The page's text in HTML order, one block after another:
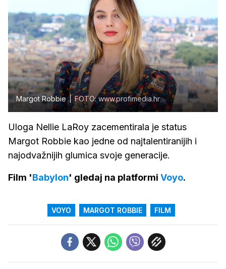
Margot Robbie FOTO: www.profimedia.hr
Uloga Nellie LaRoy zacementirala je status
Margot Robbie kao jedne od najtalentiranijih i
najodvažnijih glumica svoje generacije.
Film 'Babylon' gledaj na platformi Voyo.
VOYO MARGOT ROBBIE FILM